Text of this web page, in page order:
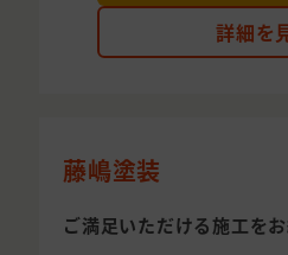
詳細を
藤嶋塗装
ご満足いただける施工を